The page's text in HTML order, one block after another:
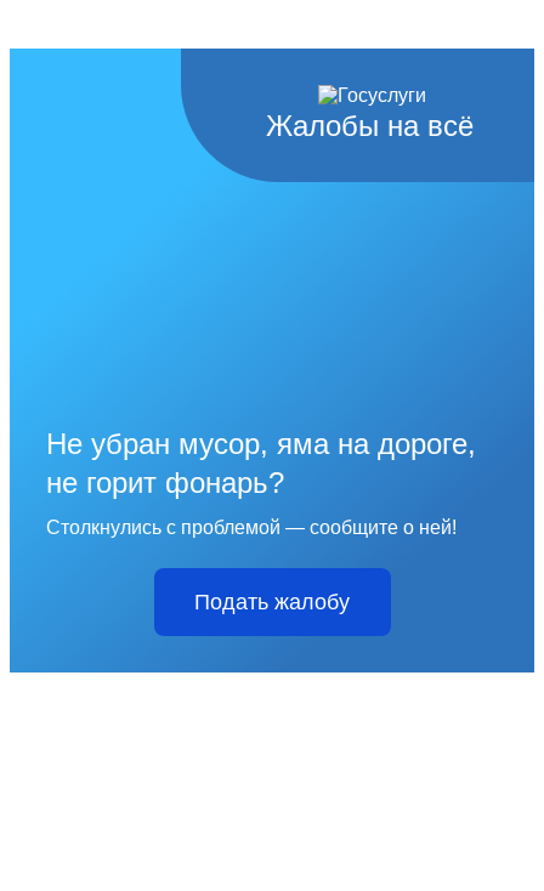
Жалобы на всё
Не убран мусор, яма на дороге,
не горит фонарь?
Столкнулись с проблемой — сообщите о ней!
Подать жалобу